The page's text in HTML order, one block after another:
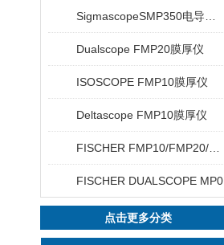
Dualscope FMP20膜厚仪
ISOSCOPE FMP10膜厚仪
Deltascope FMP10膜厚仪
FISCHER DUALSCOPE MP0
点击更多分类